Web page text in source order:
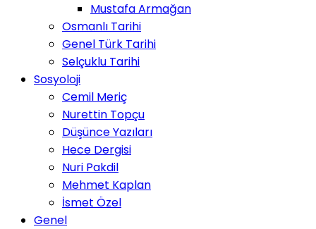
Mustafa Armağan
Osmanlı Tarihi
Genel Türk Tarihi
Selçuklu Tarihi
Sosyoloji
Cemil Meriç
Nurettin Topçu
Düşünce Yazıları
Hece Dergisi
Nuri Pakdil
Mehmet Kaplan
İsmet Özel
Genel